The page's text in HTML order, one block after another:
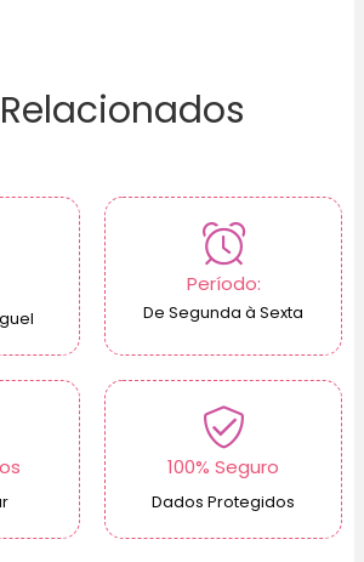
Período:
De Segunda à Sexta
100% Seguro
Dados Protegidos